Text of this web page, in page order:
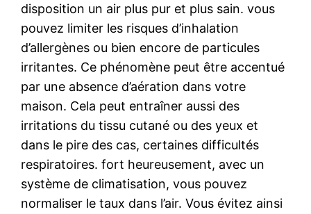
disposition un air plus pur et plus sain. vous
pouvez limiter les risques d’inhalation
d’allergènes ou bien encore de particules
irritantes. Ce phénomène peut être accentué
par une absence d’aération dans votre
maison. Cela peut entraîner aussi des
irritations du tissu cutané ou des yeux et
dans le pire des cas, certaines difficultés
respiratoires. fort heureusement, avec un
système de climatisation, vous pouvez
normaliser le taux dans l’air. Vous évitez ainsi